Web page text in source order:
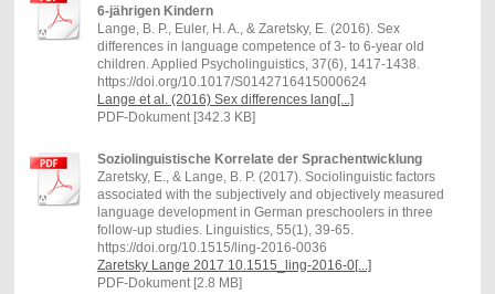
6-jährigen Kindern
Lange, B. P., Euler, H. A., & Zaretsky, E. (2016). Sex
differences in language competence of 3- to 6-year old
children. Applied Psycholinguistics, 37(6), 1417-1438.
https://doi.org/10.1017/S0142716415000624
Lange et al. (2016) Sex differences lang[...]
PDF-Dokument [342.3 KB]
Soziolinguistische Korrelate der Sprachentwicklung
Zaretsky, E., & Lange, B. P. (2017). Sociolinguistic factors
associated with the subjectively and objectively measured
language development in German preschoolers in three
follow-up studies. Linguistics, 55(1), 39-65.
https://doi.org/10.1515/ling-2016-0036
Zaretsky Lange 2017 10.1515_ling-2016-0[...]
PDF-Dokument [2.8 MB]